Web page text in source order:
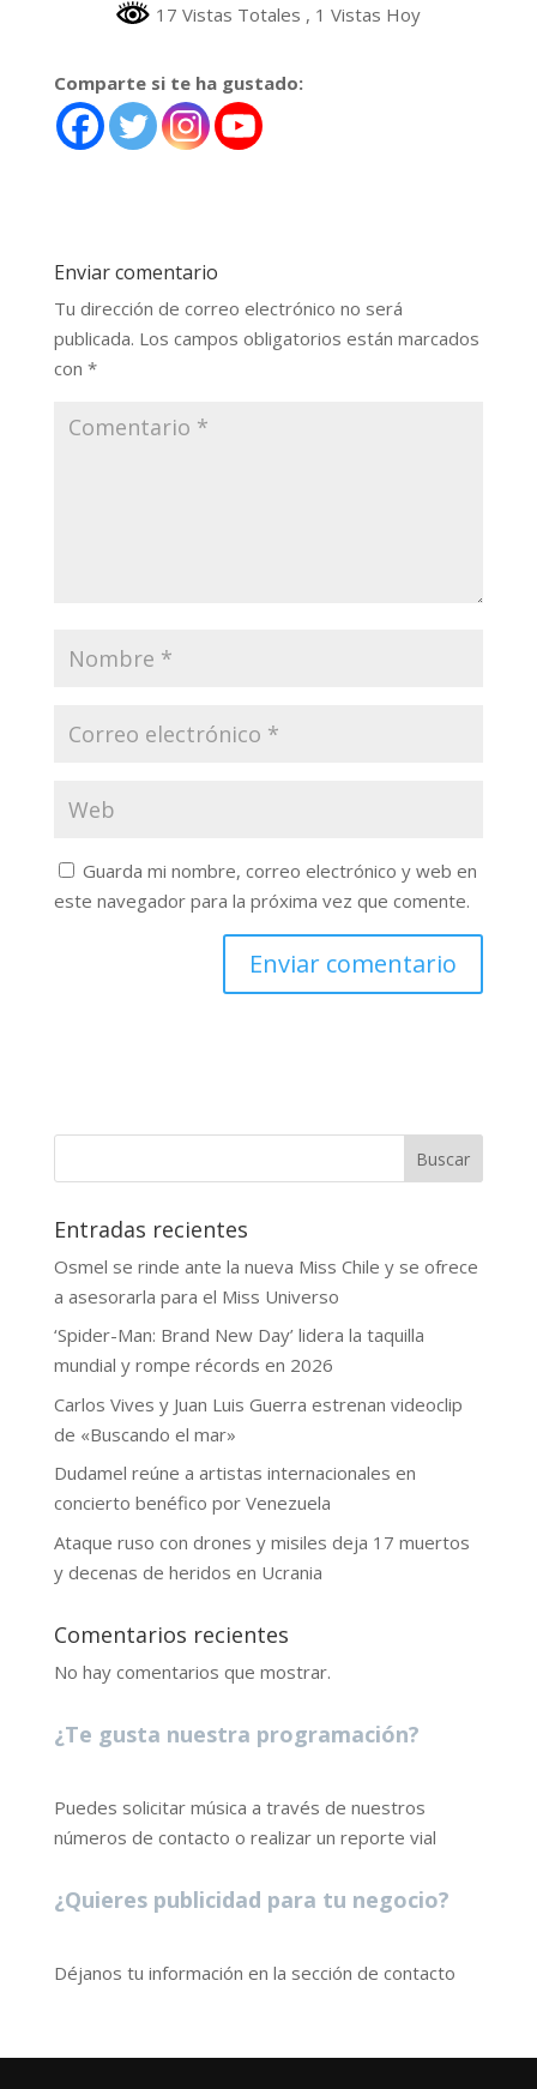
17 Vistas Totales , 1 Vistas Hoy
Comparte si te ha gustado:
Enviar comentario
Tu dirección de correo electrónico no será
publicada. Los campos obligatorios están marcados
con *
Guarda mi nombre, correo electrónico y web en
este navegador para la próxima vez que comente.
Buscar
Entradas recientes
Osmel se rinde ante la nueva Miss Chile y se ofrece
a asesorarla para el Miss Universo
‘Spider-Man: Brand New Day’ lidera la taquilla
mundial y rompe récords en 2026
Carlos Vives y Juan Luis Guerra estrenan videoclip
de «Buscando el mar»
Dudamel reúne a artistas internacionales en
concierto benéfico por Venezuela
Ataque ruso con drones y misiles deja 17 muertos
y decenas de heridos en Ucrania
Comentarios recientes
No hay comentarios que mostrar.
¿Te gusta nuestra programación?
Puedes solicitar música a través de nuestros
números de contacto o realizar un reporte vial
¿Quieres publicidad para tu negocio?
Déjanos tu información en la sección de contacto